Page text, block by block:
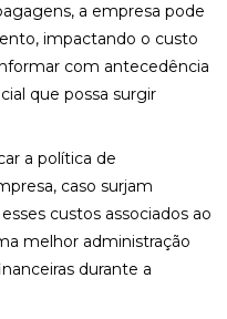
a empresa pode
impactando o custo
com antecedência
que possa surgir
a política de
caso surjam
custos associados ao
melhor administração
durante a